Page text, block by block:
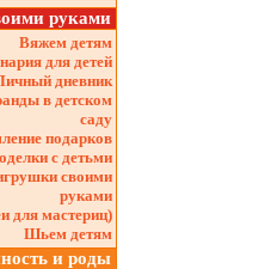
руками
Вяжем детям
для детей
дневник
в детском
саду
подарков
с детьми
своими
руками
для мастериц)
Шьем детям
и роды